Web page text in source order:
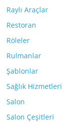
Raylı Araçlar
Restoran
Röleler
Rulmanlar
Şablonlar
Sağlık Hizmetleri
Salon
Salon Çeşitleri